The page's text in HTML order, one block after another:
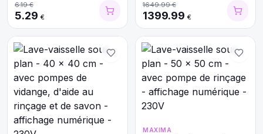
6.19€
5.29 €
1649.99€
1399.99 €
MAXIMA